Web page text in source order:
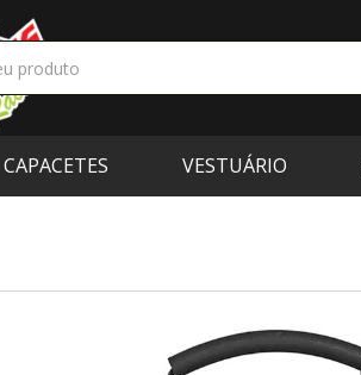
CAPACETES VESTUÁRIO